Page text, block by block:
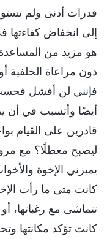
قدرات أدنى ولم
إلى انخفاض كفاءتها
هو مزيد من
دون مراعاة
فإنني لن أفشل
أيضًا وأتسبب في أن
قادرين على القيام
ليصبح معطلًا؟ مع
يميزني الإخوة
كانت متى ما رأت
تتماشى مع رغباتها،
كانت تؤكد مكانتها